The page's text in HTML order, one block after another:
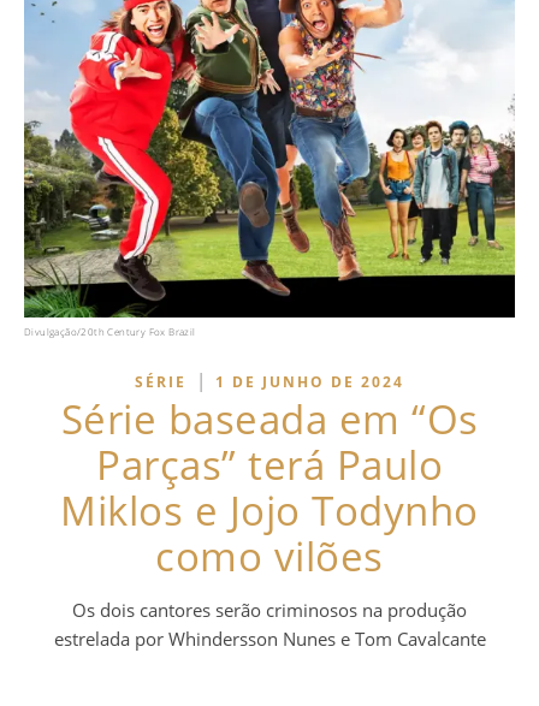
Divulgação/20th Century Fox Brazil
SÉRIE | 1 DE JUNHO DE 2024
Série baseada em “Os
Parças” terá Paulo
Miklos e Jojo Todynho
como vilões
Os dois cantores serão criminosos na produção
estrelada por Whindersson Nunes e Tom Cavalcante